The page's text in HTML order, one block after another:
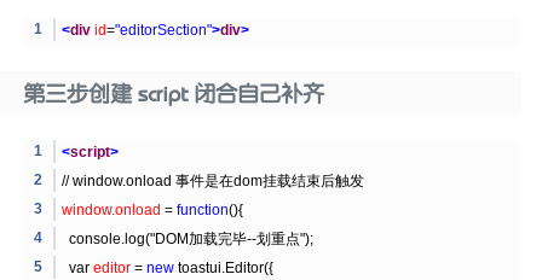
<div id="editorSection">div>
第三步创建 script 闭合自己补齐
<script>
// window.onload 事件是在dom挂载结束后触发
window.onload =function(){
console.log("DOM加载完毕--划重点");
vareditor =new toastui.Editor({